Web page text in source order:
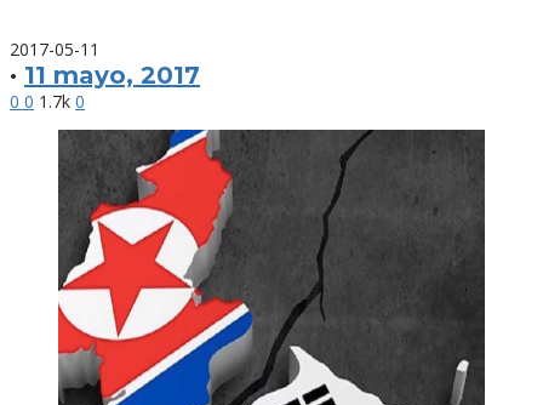
2017-05-11
· 11 mayo, 2017
0 0 1.7k 0